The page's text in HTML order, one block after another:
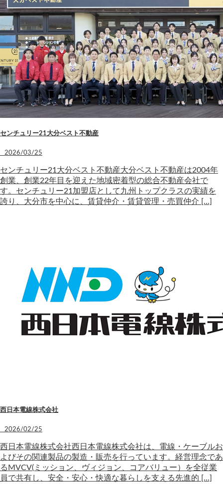
センチュリー21大分ベスト不動産
2026/03/25
センチュリー21大分ベスト不動産大分ベスト不動産は2004年
創業、創業22年目を迎えた地域密着型の総合不動産会社で
す。センチュリー21加盟店として九州トップクラスの実績を
誇り、大分市を中心に、賃貸仲介・賃貸管理・売買仲介 […]
西日本電線株式会社
2026/02/25
西日本電線株式会社西日本電線株式会社は、電線・ケーブルお
よびその関連製品の製造・販売を行っています。経営理念であ
るMVCV(ミッション、ヴィジョン、コアバリュー）を全従業
員で共有し、安全・安心・快適な暮らしを支える先進的 […]